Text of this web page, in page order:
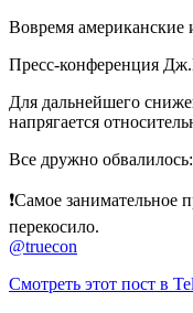
Вовремя американские
Пресс-конференция
Для дальнейшего
напрягается
Все дружно
❗️Самое
перекосило.
@truecon
Смотреть этот пост в